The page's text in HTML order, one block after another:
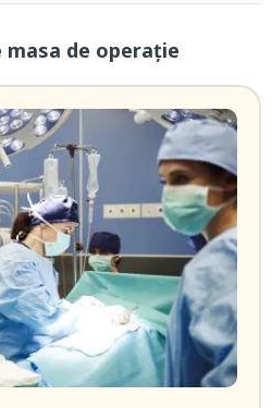
de operaţie